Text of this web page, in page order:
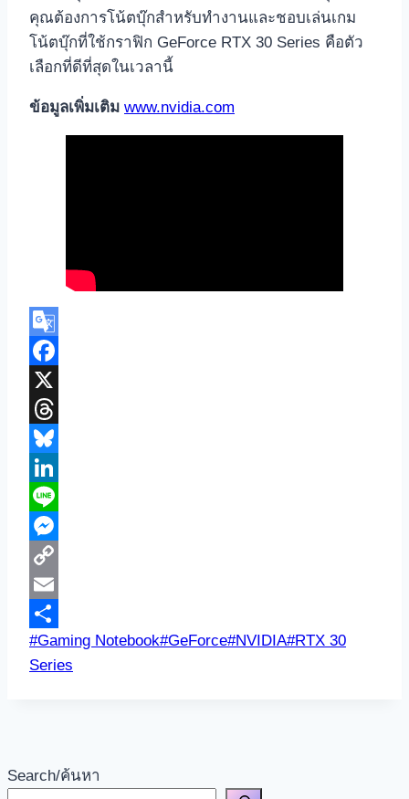
คุณต้องการโน้ตบุ๊กสำหรับทำงานและชอบเล่นเกม
โน้ตบุ๊กที่ใช้กราฟิก GeForce RTX 30 Series คือตัว
เลือกที่ดีที่สุดในเวลานี้
ข้อมูลเพิ่มเติม www.nvidia.com
Google
Translate
Facebook
X
Threads
Bluesky
LinkedIn
Line
Messenger
Copy
Link
Email
Share
Post
Tags:
#Gaming Notebook#GeForce#NVIDIA#RTX 30
Series
Search/ค้นหา